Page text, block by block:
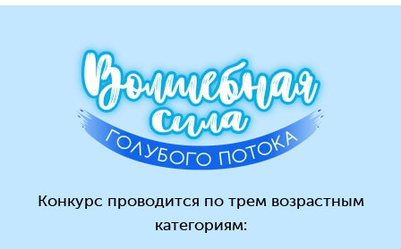
Конкурс проводится по трем возрастным
категориям: